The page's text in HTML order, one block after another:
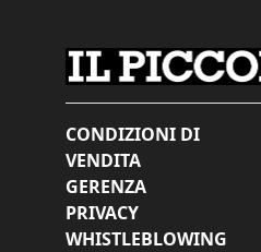
CONDIZIONI DI
VENDITA
GERENZA
PRIVACY
WHISTLEBLOWING